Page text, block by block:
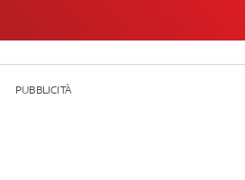
PUBBLICITÀ